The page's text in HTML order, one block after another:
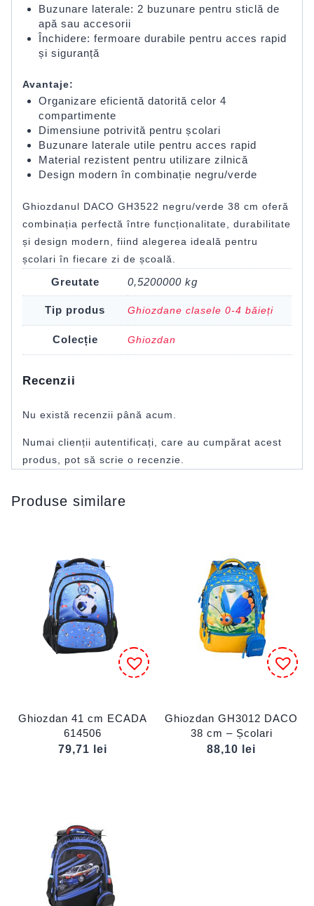
Buzunare laterale: 2 buzunare pentru sticlă de
apă sau accesorii
Închidere: fermoare durabile pentru acces rapid
și siguranță
Avantaje:
Organizare eficientă datorită celor 4
compartimente
Dimensiune potrivită pentru școlari
Buzunare laterale utile pentru acces rapid
Material rezistent pentru utilizare zilnică
Design modern în combinație negru/verde
Ghiozdanul DACO GH3522 negru/verde 38 cm oferă
combinația perfectă între funcționalitate, durabilitate
și design modern, fiind alegerea ideală pentru
școlari în fiecare zi de școală.
Greutate 0,5200000 kg
Tip produs Ghiozdane clasele 0-4 băieți
Colecție Ghiozdan
Recenzii
Nu există recenzii până acum.
Numai clienții autentificați, care au cumpărat acest
produs, pot să scrie o recenzie.
Produse similare
Ghiozdan 41 cm ECADA
614506
79,71
lei
Ghiozdan GH3012 DACO
38 cm – Școlari
88,10
lei